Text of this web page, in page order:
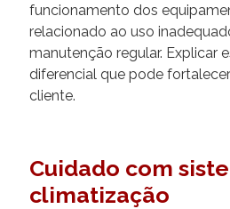
funcionamento dos
relacionado ao uso
manutenção regular. Explicar
diferencial que pode
cliente.
Cuidado com
climatização